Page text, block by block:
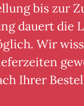
bis zur
dauert die
Wir
Ihrer